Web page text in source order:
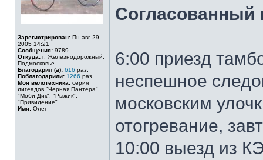
Зарегистрирован: Пн авг 29
2005 14:21
Сообщения: 9789
Откуда: г. Железнодорожный,
Подмосковье
Благодарил (а): 616 раз.
Поблагодарили: 1266 раз.
Моя велотехника: серия
лигеадов "Черная Пантера",
"Моби-Дик", "Рыжик",
"Привидение"
Имя: Олег
Согласованный
6:00 приезд
неспешное
московским
отогревание,
10:00 выезд из